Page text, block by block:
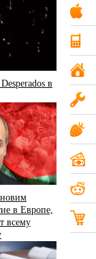
в
в Европе,
всему
15
17
18